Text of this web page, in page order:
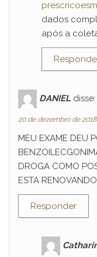
dados
após a
DANIEL disse:
20 de dezembro de
MEU EXAME DEU
DROGA COMO
ESTA
Responder